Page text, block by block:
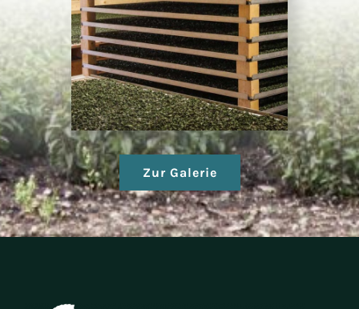
Zur Galerie